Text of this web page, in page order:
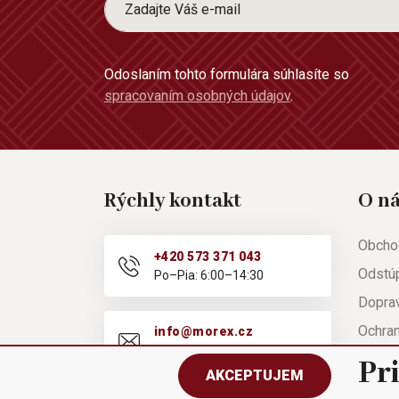
Odoslaním tohto formulára súhlasíte so
spracovaním osobných údajov.
Rýchly kontakt
+420 573 371 043
Po–Pia: 6:00–14:30
info@morex.cz
Po–Pia: 6:00–14:30
O
AKCEPTUJEM